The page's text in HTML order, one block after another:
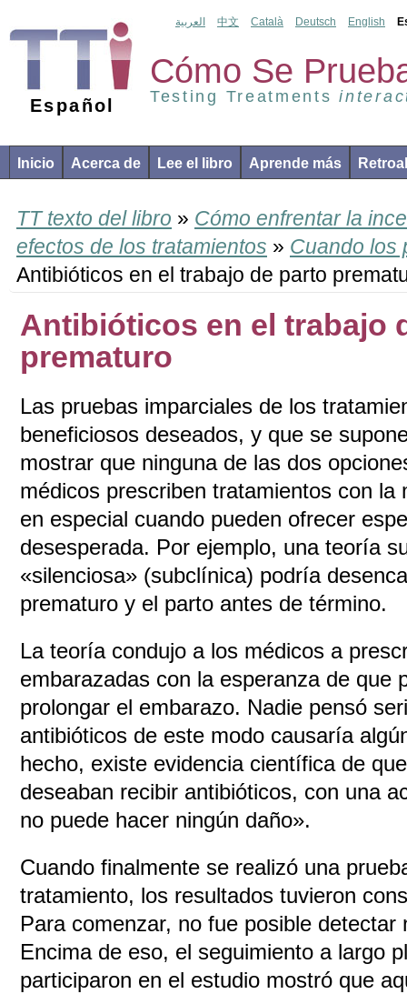
Español
Cómo Se
Testing Treatments
العربية 中文 Català Deutsch English
Inicio Acerca de Lee el libro Aprende más
TT texto del libro » Cómo enfrentar la
efectos de los tratamientos » Cuando los
Antibióticos en el trabajo de parto
Antibióticos en el trabajo
prematuro
Las pruebas imparciales de los
beneficiosos deseados, y que se
mostrar que ninguna de las dos
médicos prescriben tratamientos con la
en especial cuando pueden ofrecer
desesperada. Por ejemplo, una teoría
«silenciosa» (subclínica) podría
prematuro y el parto antes de término.
La teoría condujo a los médicos a
embarazadas con la esperanza de que
prolongar el embarazo. Nadie pensó
antibióticos de este modo causaría
hecho, existe evidencia científica de
deseaban recibir antibióticos, con una
no puede hacer ningún daño».
Cuando finalmente se realizó una
tratamiento, los resultados tuvieron
Para comenzar, no fue posible detectar
Encima de eso, el seguimiento a largo
participaron en el estudio mostró que